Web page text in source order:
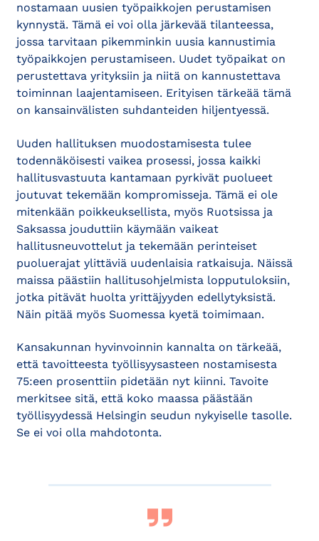
nostamaan uusien työpaikkojen perustamisen
kynnystä. Tämä ei voi olla järkevää tilanteessa,
jossa tarvitaan pikemminkin uusia kannustimia
työpaikkojen perustamiseen. Uudet työpaikat on
perustettava yrityksiin ja niitä on kannustettava
toiminnan laajentamiseen. Erityisen tärkeää tämä
on kansainvälisten suhdanteiden hiljentyessä.
Uuden hallituksen muodostamisesta tulee
todennäköisesti vaikea prosessi, jossa kaikki
hallitusvastuuta kantamaan pyrkivät puolueet
joutuvat tekemään kompromisseja. Tämä ei ole
mitenkään poikkeuksellista, myös Ruotsissa ja
Saksassa jouduttiin käymään vaikeat
hallitusneuvottelut ja tekemään perinteiset
puoluerajat ylittäviä uudenlaisia ratkaisuja. Näissä
maissa päästiin hallitusohjelmista lopputuloksiin,
jotka pitävät huolta yrittäjyyden edellytyksistä.
Näin pitää myös Suomessa kyetä toimimaan.
Kansakunnan hyvinvoinnin kannalta on tärkeää,
että tavoitteesta työllisyysasteen nostamisesta
75:een prosenttiin pidetään nyt kiinni. Tavoite
merkitsee sitä, että koko maassa päästään
työllisyydessä Helsingin seudun nykyiselle tasolle.
Se ei voi olla mahdotonta.